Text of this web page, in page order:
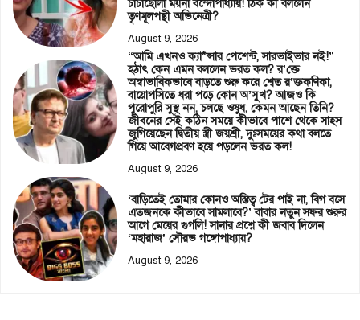
চাঁচাছোলা ময়না বন্দোপাধ্যায়! ঠিক কী বললেন
তৃণমূলপন্থী অভিনেত্রী?
August 9, 2026
“আমি এখনও ক্যা*ন্সার পেশেন্ট, সারভাইভার নই!”
হঠাৎ কেন এমন বললেন ভরত কল? র’ক্তে
অস্বাভাবিকভাবে বাড়তে শুরু করে শ্বেত র’ক্তকণিকা,
বায়োপসিতে ধরা পড়ে কোন অ’সুখ? আজও কি
পুরোপুরি সুস্থ নন, চলছে ওষুধ, কেমন আছেন তিনি?
জীবনের সেই কঠিন সময়ে কীভাবে পাশে থেকে সাহস
জুগিয়েছেন দ্বিতীয় স্ত্রী জয়শ্রী, দুঃসময়ের কথা বলতে
গিয়ে আবেগপ্রবণ হয়ে পড়লেন ভরত কল!
August 9, 2026
‘বাড়িতেই তোমার কোনও অস্তিত্ব টের পাই না, বিগ বসে
এতজনকে কীভাবে সামলাবে?’ বাবার নতুন সফর শুরুর
আগে মেয়ের গুগলি! সানার প্রশ্নে কী জবাব দিলেন
‘মহারাজ’ সৌরভ গঙ্গোপাধ্যায়?
August 9, 2026